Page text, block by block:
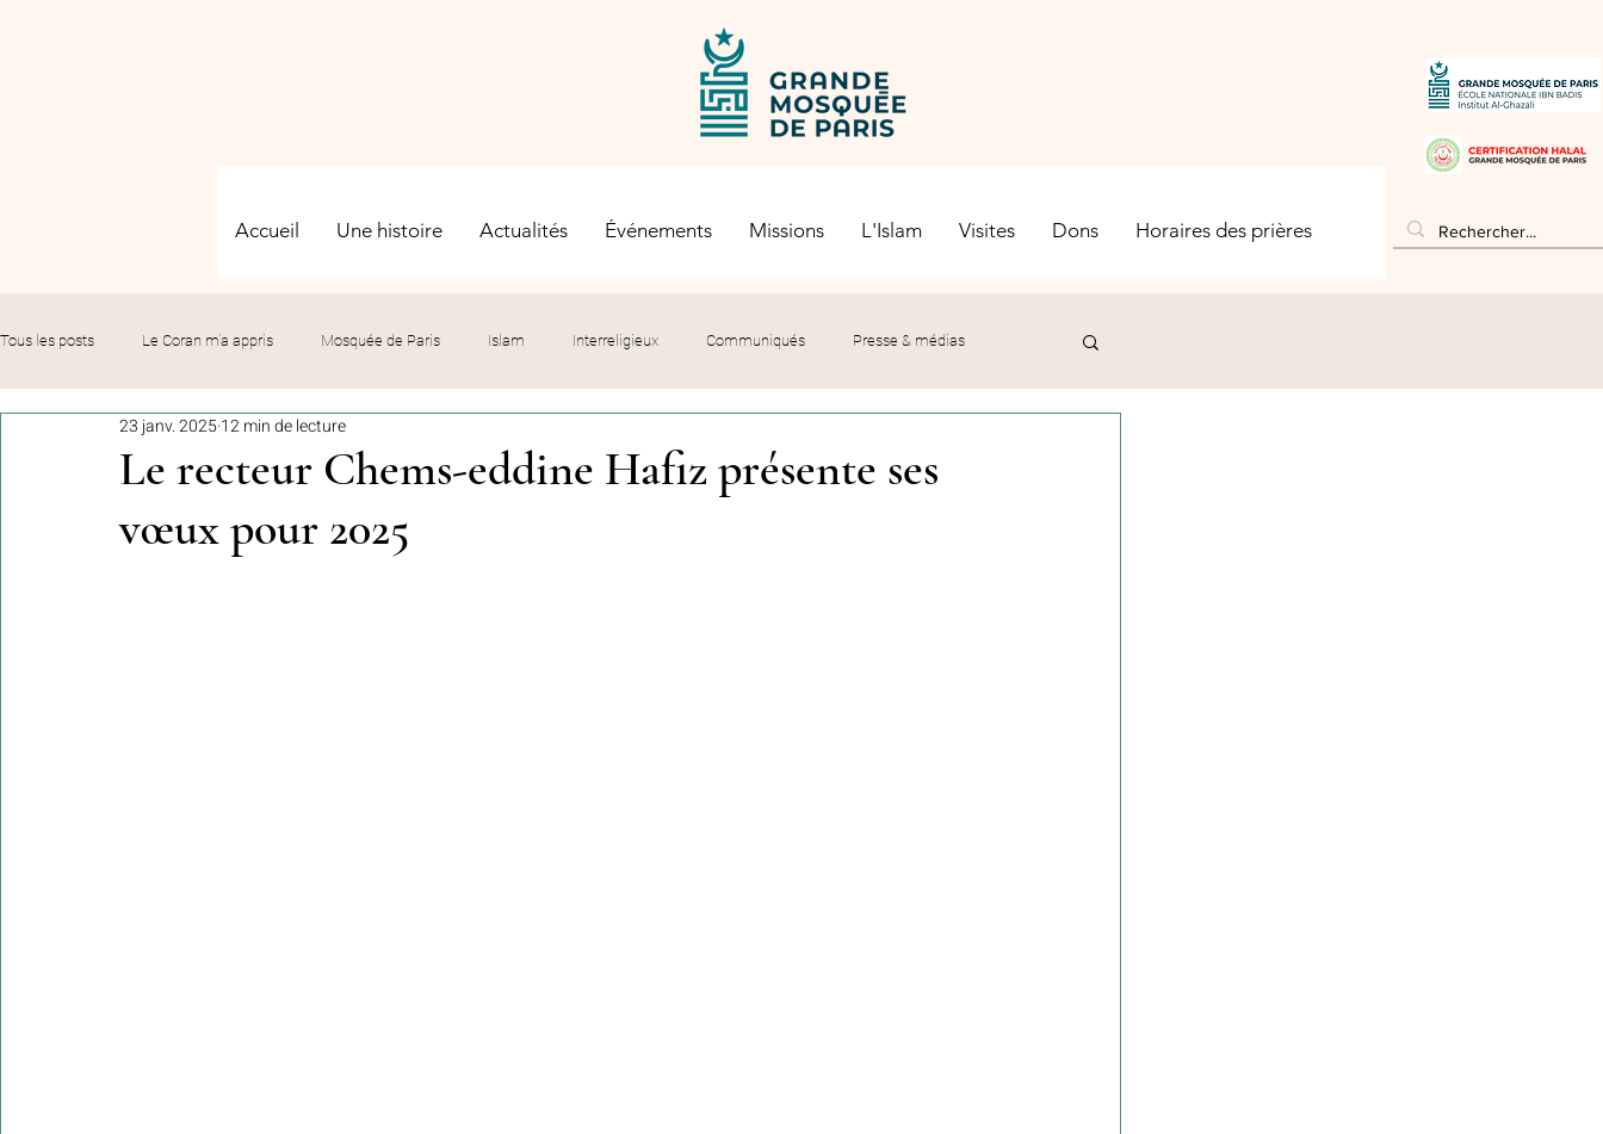
Accueil Une histoire Actualités Événements Missions L'Islam Visites Dons Horaires des prières
Tous les posts Le Coran m’a appris Mosquée de Paris Islam Interreligieux Communiqués Presse & médias
Evénements Solidarité Formation
commémorations Hommage Fédération GMP
Le recteur Chems-eddine Hafiz présente ses
vœux pour 2025
23 janv. 202512 min de lecture